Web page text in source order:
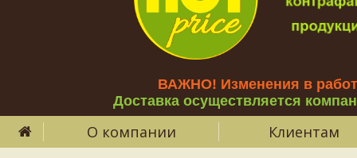
ВАЖНО! Изменения в
Доставка осуществляется
О компании Клиентам